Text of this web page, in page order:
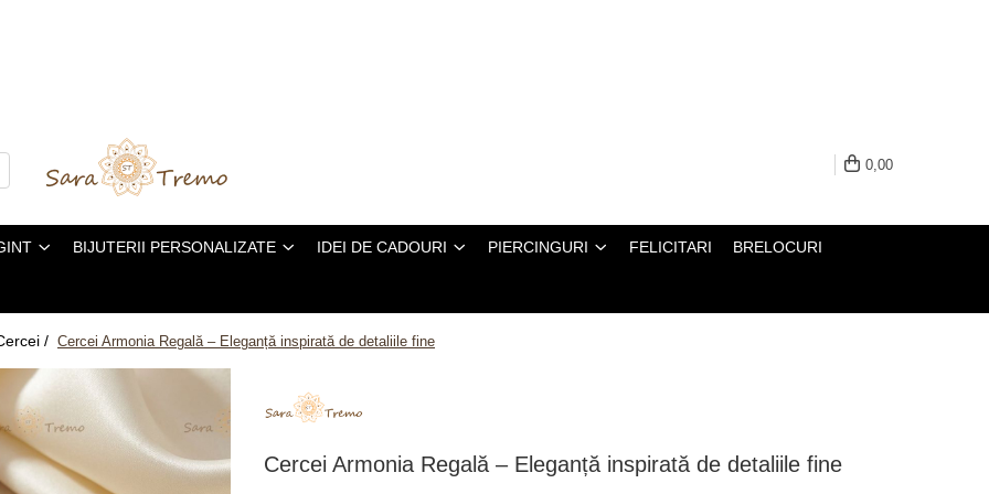
0,00
BIJUTERII PERSONALIZATE IDEI DE CADOURI PIERCINGURI FELICITARI BRELOCURI
/ Cercei Armonia Regală – Eleganță inspirată de detaliile fine
Cercei Armonia Regală – Eleganță inspirată de detaliile fine